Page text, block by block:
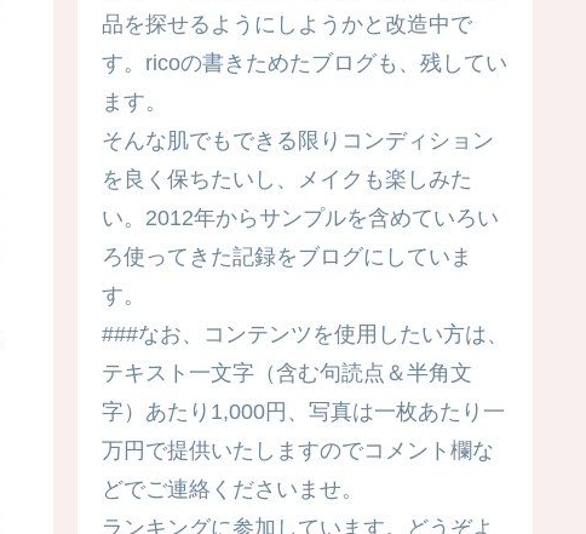
品を探せるようにしようかと改造中で
す。ricoの書きためたブログも、残してい
ます。
そんな肌でもできる限りコンディション
を良く保ちたいし、メイクも楽しみた
い。2012年からサンプルを含めていろい
ろ使ってきた記録をブログにしていま
す。
###なお、コンテンツを使用したい方は、
テキスト一文字（含む句読点＆半角文
字）あたり1,000円、写真は一枚あたり一
万円で提供いたしますのでコメント欄な
どでご連絡くださいませ。
ランキングに参加しています。どうぞよ